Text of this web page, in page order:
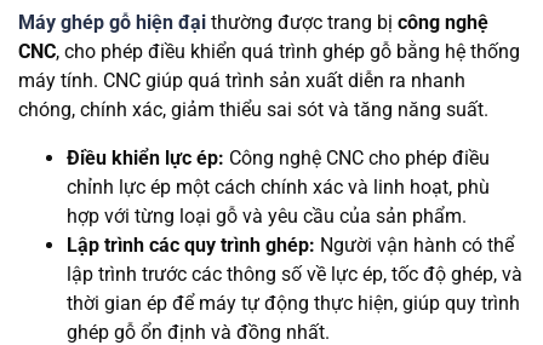
Máy ghép gỗ hiện đại thường được trang bị công nghệ
CNC, cho phép điều khiển quá trình ghép gỗ bằng hệ thống
máy tính. CNC giúp quá trình sản xuất diễn ra nhanh
chóng, chính xác, giảm thiểu sai sót và tăng năng suất.
Điều khiển lực ép: Công nghệ CNC cho phép điều
chỉnh lực ép một cách chính xác và linh hoạt, phù
hợp với từng loại gỗ và yêu cầu của sản phẩm.
Lập trình các quy trình ghép: Người vận hành có thể
lập trình trước các thông số về lực ép, tốc độ ghép, và
thời gian ép để máy tự động thực hiện, giúp quy trình
ghép gỗ ổn định và đồng nhất.